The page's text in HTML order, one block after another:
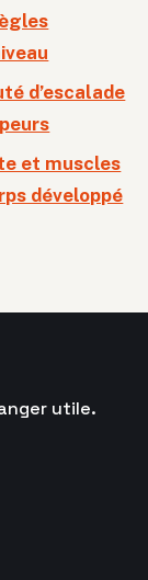
d’escalade
et muscles
développé
utile.